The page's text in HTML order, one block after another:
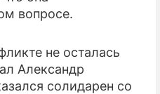
вопросе.
не осталась
Александр
солидарен со